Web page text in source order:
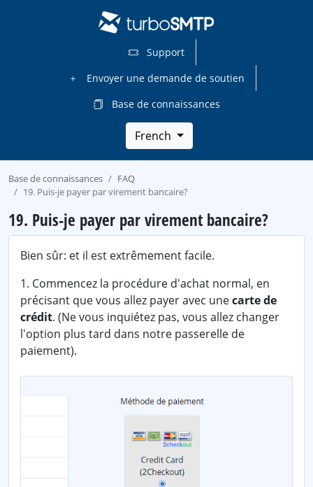
Support
Envoyer une demande de soutien
Base de connaissances
French
Base de connaissances
FAQ
19. Puis-je payer par virement bancaire?
19. Puis-je payer par virement bancaire?
Bien sûr: et il est extrêmement facile.
1. Commencez la procédure d'achat normal, en
précisant que vous allez payer avec unecarte de
crédit. (Ne vous inquiétez pas, vous allez changer
l'option plus tard dans notre passerelle de
paiement).